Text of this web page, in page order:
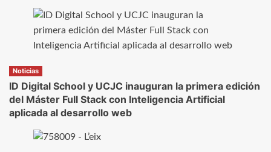
Noticias
ID Digital School y UCJC inauguran la primera edición
del Máster Full Stack con Inteligencia Artificial
aplicada al desarrollo web